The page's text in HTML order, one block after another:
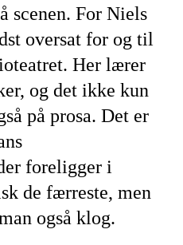
scenen. For Niels
oversat for og til
Her lærer
og det ikke kun
på prosa. Det er
foreligger i
de færreste, men
også klog.